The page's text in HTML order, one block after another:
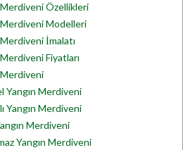
Özellikleri
Modelleri
İmalatı
Fiyatları
Yangın Merdiveni
Yangın Merdiveni
Merdiveni
Yangın Merdiveni